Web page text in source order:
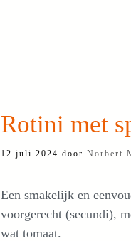
Rotini met
12 juli 2024 door Norbert
Een smakelijk en
voorgerecht (secundi),
wat tomaat.